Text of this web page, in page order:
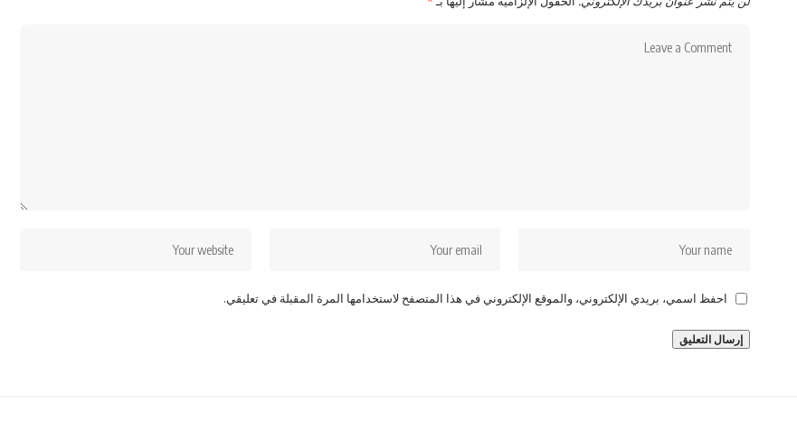
احفظ اسمي، بريدي الإلكتروني، والموقع الإلكتروني في هذا المتصفح لاستخدامها المرة المقبلة في تعليقي.